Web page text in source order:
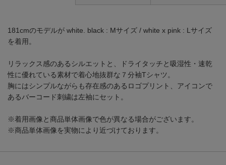
181cmのモデルが white. black : Mサイズ / white x pink : Lサイズ
を着用。
リラックス感のあるシルエットと、ドライタッチと吸湿性・速乾
性に優れている素材で着心地抜群な７分袖Tシャツ。
胸にはシンプルながらも存在感のあるロゴプリント、アイコンで
あるバーコード刺繍は左袖にセット。
※着用画像と商品単体画像で色が異なる場合がございます。
※商品単体画像を実物により近づけております。